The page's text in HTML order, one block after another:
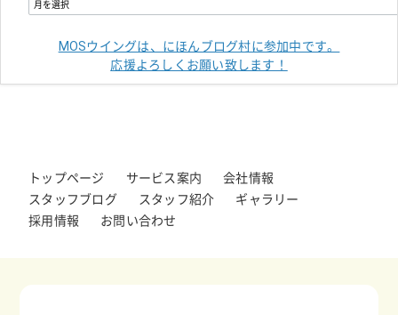
MOSウイングは、にほんブログ村に参加中です。
応援よろしくお願い致します！
トップページ サービス案内
会社情報
スタッフブログ
スタッフ紹介
ギャラリー
採用情報
お問い合わせ